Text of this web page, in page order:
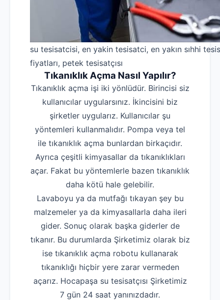
su tesisatcisi, en yakin tesisatci, en yakın sıhhi
fiyatları, petek tesisatçısı
Tıkanıklık Açma Nasıl Yapılır?
Tıkanıklık açma işi iki yönlüdür. Birincisi siz
kullanıcılar uygularsınız. İkincisini biz
şirketler uygularız. Kullanıcılar şu
yöntemleri kullanmalıdır. Pompa veya tel
ile tıkanıklık açma bunlardan birkaçıdır.
Ayrıca çeşitli kimyasallar da tıkanıklıkları
açar. Fakat bu yöntemlerle bazen tıkanıklık
daha kötü hale gelebilir.
Lavaboyu ya da mutfağı tıkayan şey bu
malzemeler ya da kimyasallarla daha ileri
gider. Sonuç olarak başka giderler de
tıkanır. Bu durumlarda Şirketimiz olarak biz
ise tıkanıklık açma robotu kullanarak
tıkanıklığı hiçbir yere zarar vermeden
açarız. Hocapaşa su tesisatçısı Şirketimiz
7 gün 24 saat yanınızdadır.